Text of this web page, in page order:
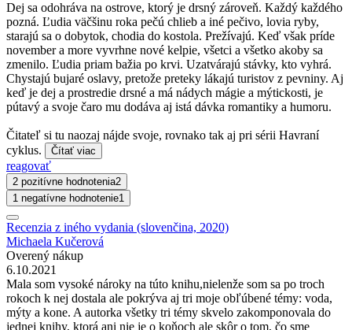
Dej sa odohráva na ostrove, ktorý je drsný zároveň. Každý každého
pozná. Ľudia väčšinu roka pečú chlieb a iné pečivo, lovia ryby,
starajú sa o dobytok, chodia do kostola. Prežívajú. Keď však príde
november a more vyvrhne nové kelpie, všetci a všetko akoby sa
zmenilo. Ľudia priam bažia po krvi. Uzatvárajú stávky, kto vyhrá.
Chystajú bujaré oslavy, pretože preteky lákajú turistov z pevniny. Aj
keď je dej a prostredie drsné a má nádych mágie a mýtickosti, je
pútavý a svoje čaro mu dodáva aj istá dávka romantiky a humoru.
Čitateľ si tu naozaj nájde svoje, rovnako tak aj pri sérii Havraní
cyklus.
Čítať viac
reagovať
2 pozitívne hodnotenia2
1 negatívne hodnotenie1
Recenzia z iného vydania (slovenčina, 2020)
Michaela Kučerová
Overený nákup
6.10.2021
Mala som vysoké nároky na túto knihu,nielenže som sa po troch
rokoch k nej dostala ale pokrýva aj tri moje obľúbené témy: voda,
mýty a kone. A autorka všetky tri témy skvelo zakomponovala do
jednej knihy, ktorá ani nie je o koňoch ale skôr o tom, čo sme